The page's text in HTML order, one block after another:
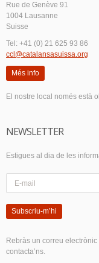
Rue de Genève 91
1004 Lausanne
Suisse
Tel: +41 (0) 21 625 93 86
ccl@catalansasuissa.org
Més info
El nostre local només està
NEWSLETTER
Estigues al dia de les
Subscriu-m’hi
Rebràs un correu
contacta’ns.